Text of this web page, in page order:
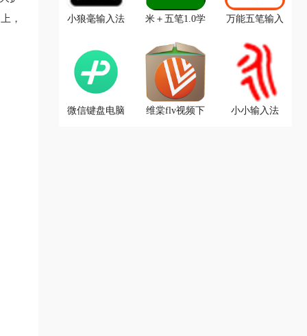
，
小狼毫输入法
米＋五笔1.0学
万能五笔输入
微信键盘电脑
维棠flv视频下
小小输入法